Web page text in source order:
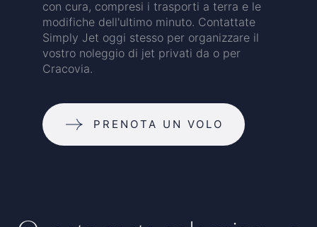
con cura, compresi i trasporti a terra e le
modifiche dell'ultimo minuto. Contattate
Simply Jet oggi stesso per organizzare il
vostro noleggio di jet privati da o per
Cracovia.
PRENOTA UN VOLO